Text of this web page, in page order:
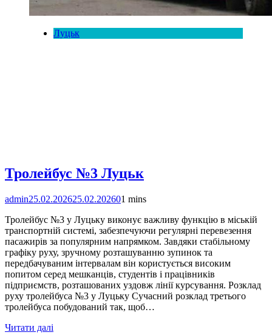
Луцьк
Тролейбус №3 Луцьк
admin25.02.202625.02.202601 mins
Тролейбус №3 у Луцьку виконує важливу функцію в міській
транспортній системі, забезпечуючи регулярні перевезення
пасажирів за популярним напрямком. Завдяки стабільному
графіку руху, зручному розташуванню зупинок та
передбачуваним інтервалам він користується високим
попитом серед мешканців, студентів і працівників
підприємств, розташованих уздовж лінії курсування. Розклад
руху тролейбуса №3 у Луцьку Сучасний розклад третього
тролейбуса побудований так, щоб…
Читати далі